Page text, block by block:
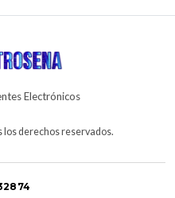
Electrónicos
los derechos reservados.